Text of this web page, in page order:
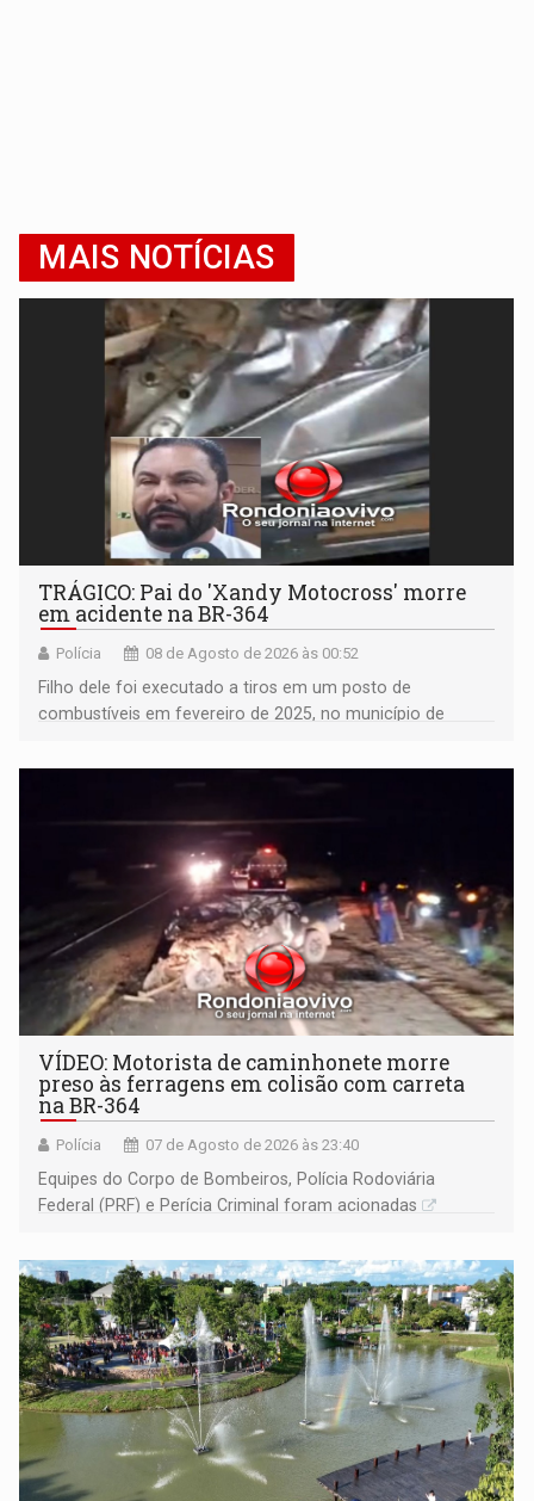
MAIS NOTÍCIAS
TRÁGICO: Pai do 'Xandy Motocross' morre
em acidente na BR-364
Polícia 08 de Agosto de 2026 às 00:52
Filho dele foi executado a tiros em um posto de
combustíveis em fevereiro de 2025, no município de
VÍDEO: Motorista de caminhonete morre
preso às ferragens em colisão com carreta
na BR-364
Polícia 07 de Agosto de 2026 às 23:40
Equipes do Corpo de Bombeiros, Polícia Rodoviária
Federal (PRF) e Perícia Criminal foram acionadas